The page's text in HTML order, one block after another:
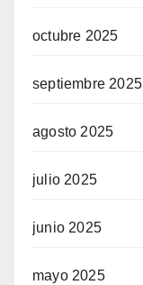
octubre 2025
septiembre 2025
agosto 2025
julio 2025
junio 2025
mayo 2025